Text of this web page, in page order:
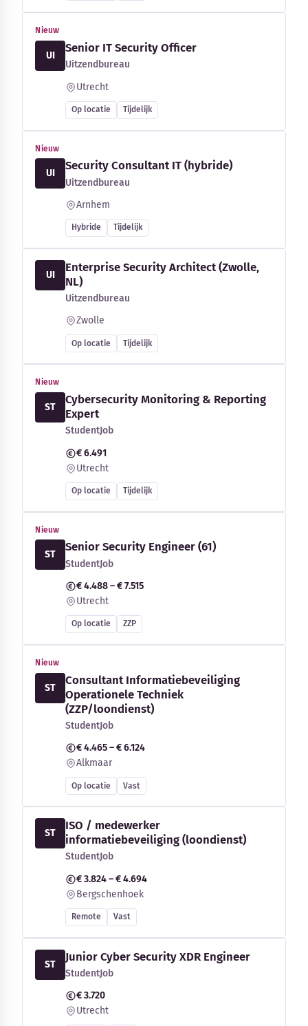
Nieuw
UI
Senior IT Security Officer
Uitzendbureau
Utrecht
Op locatie Tijdelijk
Nieuw
UI
Security Consultant IT (hybride)
Uitzendbureau
Arnhem
Hybride Tijdelijk
UI
Enterprise Security Architect (Zwolle,
NL)
Uitzendbureau
Zwolle
Op locatie Tijdelijk
Nieuw
ST
Cybersecurity Monitoring & Reporting
Expert
StudentJob
€ 6.491
Utrecht
Op locatie Tijdelijk
Nieuw
ST
Senior Security Engineer (61)
StudentJob
€ 4.488 – € 7.515
Utrecht
Op locatie ZZP
Nieuw
ST
Consultant Informatiebeveiliging
Operationele Techniek
(ZZP/loondienst)
StudentJob
€ 4.465 – € 6.124
Alkmaar
Op locatie Vast
ST
ISO / medewerker
informatiebeveiliging (loondienst)
StudentJob
€ 3.824 – € 4.694
Bergschenhoek
Remote Vast
ST
Junior Cyber Security XDR Engineer
StudentJob
€ 3.720
Utrecht